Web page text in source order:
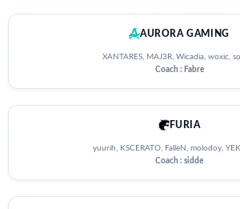
AURORA GAMING
XANTARES, MAJ3R, Wicadia, woxic,
Coach : Fabre
FURIA
yuurih, KSCERATO, FalleN, molodoy,
Coach : sidde